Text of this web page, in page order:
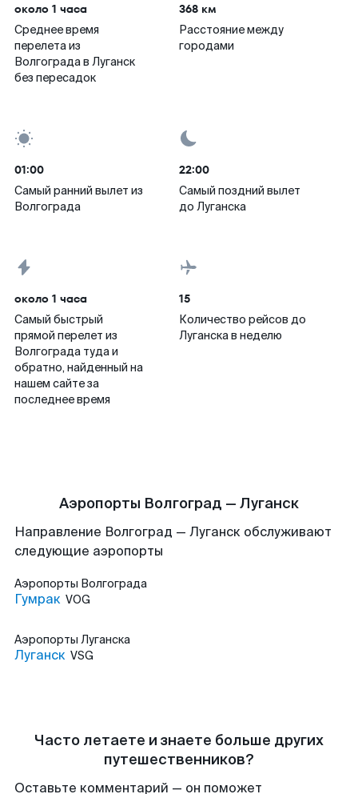
около 1 часа
Среднее время
перелета из
Волгограда в Луганск
без пересадок
368 км
Расстояние между
городами
01:00
Самый ранний вылет из
Волгограда
22:00
Самый поздний вылет
до Луганска
около 1 часа
Самый быстрый
прямой перелет из
Волгограда туда и
обратно, найденный на
нашем сайте за
последнее время
15
Количество рейсов до
Луганска в неделю
Аэропорты Волгоград — Луганск
Направление Волгоград — Луганск обслуживают
следующие аэропорты
Аэропорты Волгограда
Гумрак VOG
Аэропорты Луганска
Луганск VSG
Часто летаете и знаете больше других
путешественников?
Оставьте комментарий — он поможет